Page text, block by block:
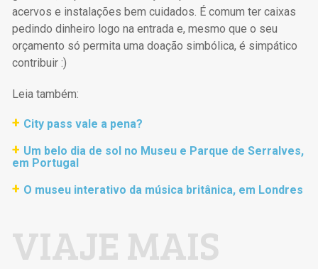
acervos e instalações bem cuidados. É comum ter caixas
pedindo dinheiro logo na entrada e, mesmo que o seu
orçamento só permita uma doação simbólica, é simpático
contribuir :)
Leia também:
City pass vale a pena?
Um belo dia de sol no Museu e Parque de Serralves,
em Portugal
O museu interativo da música britânica, em Londres
VIAJE MAIS